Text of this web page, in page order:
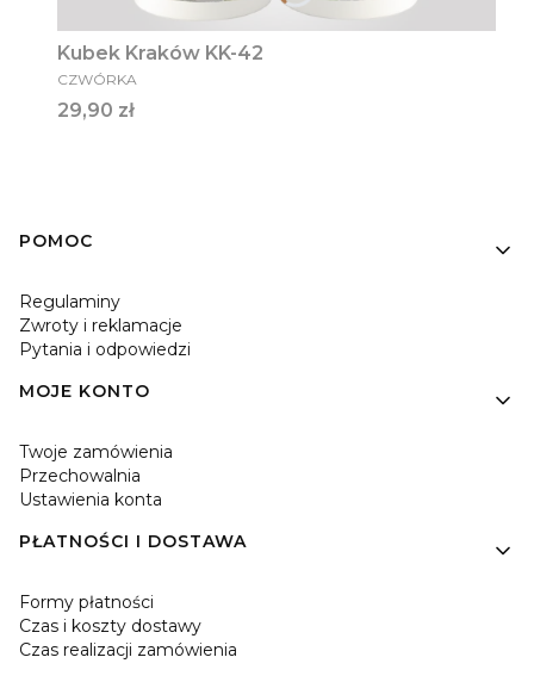
Kubek Kraków KK-42
PRODUCENT
CZWÓRKA
Cena
29,90 zł
Linki w stopce
POMOC
Regulaminy
Zwroty i reklamacje
Pytania i odpowiedzi
MOJE KONTO
Twoje zamówienia
Przechowalnia
Ustawienia konta
PŁATNOŚCI I DOSTAWA
Formy płatności
Czas i koszty dostawy
Czas realizacji zamówienia